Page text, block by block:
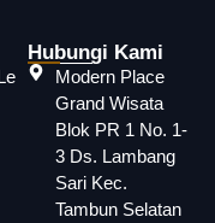
Hubungi Kami
Modern Place
Grand Wisata
Blok PR 1 No. 1-
3 Ds. Lambang
Sari Kec.
Tambun Selatan